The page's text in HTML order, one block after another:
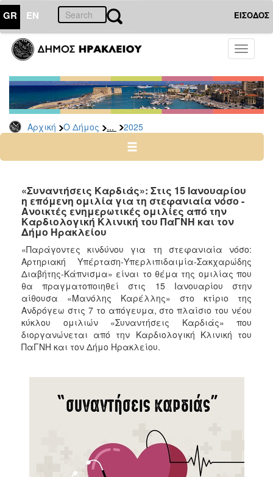
GR EN ΕΙΣΟΔΟΣ
Toggle
Αρχική Ο Δήμος ... 2025
ΔΗΜΟΣ
Δελτία
Τύπου
Αρχείο
2026
2024
2022
2021
2020
2019
2018
2017
2016
2015
2013
2010
«Συναντήσεις Καρδιάς»: Στις 15 Ιανουαρίου
η επόμενη ομιλία για τη στεφανιαία νόσο -
Ανοικτές ενημερωτικές ομιλίες από την
Καρδιολογική Κλινική του ΠαΓΝΗ και τον
Δήμο Ηρακλείου
«Παράγοντες κινδύνου για τη στεφανιαία νόσο:
Αρτηριακή Υπέρταση-Υπερλιπιδαιμία-Σακχαρώδης
Διαβήτης-Κάπνισμα» είναι το θέμα της ομιλίας που
θα πραγματοποιηθεί στις 15 Ιανουαρίου στην
αίθουσα «Μανόλης Καρέλλης» στο κτίριο της
Ανδρόγεω στις 7 το απόγευμα, στο πλαίσιο του νέου
κύκλου ομιλιών «Συναντήσεις Καρδιάς» που
διοργανώνεται από την Καρδιολογική Κλινική του
ΠαΓΝΗ και τον Δήμο Ηρακλείου.